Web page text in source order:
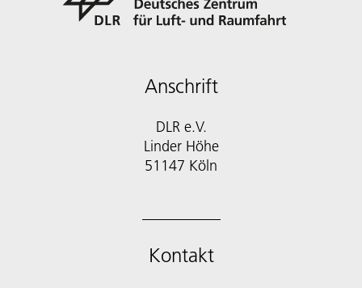
Anschrift
DLR e.V.
Linder Höhe
51147 Köln
Kontakt